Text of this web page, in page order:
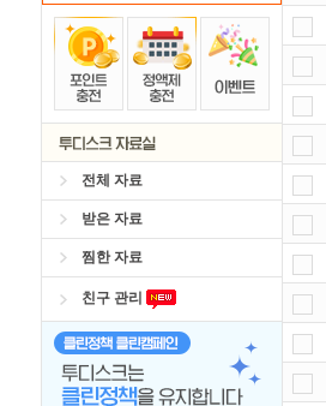
전체 자료
받은 자료
찜한 자료
친구 관리